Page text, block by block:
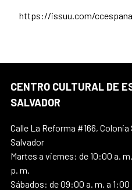
https://issuu.com/
CENTRO CULTURAL DE
SALVADOR
Calle La Reforma #166,
Salvador
Martes a viernes: de 10:00 a.
p. m.
Sábados: de 09:00 a. m. a 1:00